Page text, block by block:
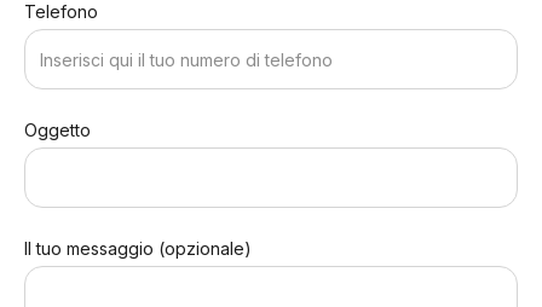
Telefono
Oggetto
Il tuo messaggio (opzionale)